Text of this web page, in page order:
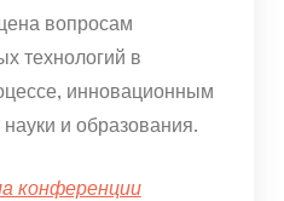
вопросам
технологий в
инновационным
и образования.
конференции